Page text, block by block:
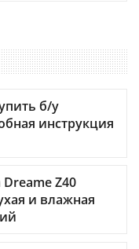
б/у
инструкция
Z40
и влажная